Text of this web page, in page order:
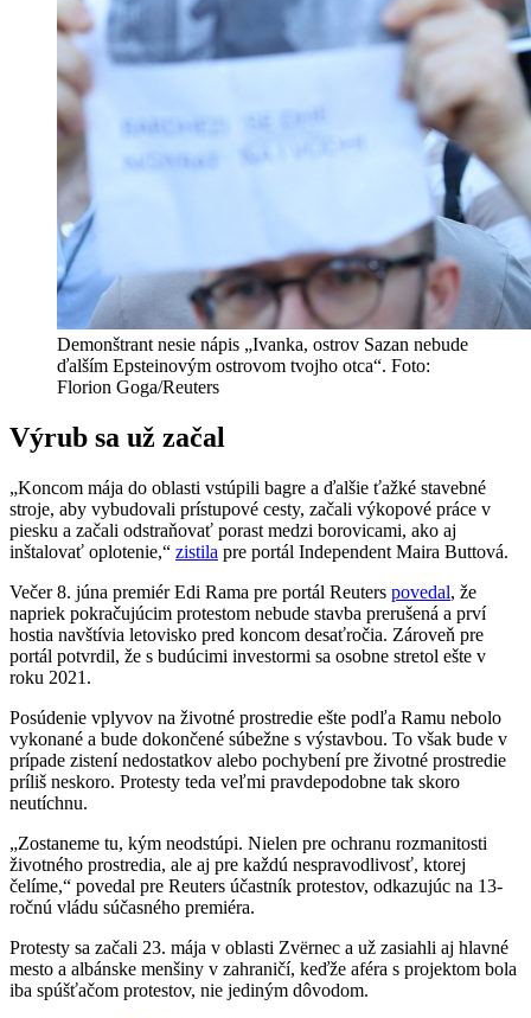
Demonštrant nesie nápis „Ivanka, ostrov Sazan nebude
ďalším Epsteinovým ostrovom tvojho otca“. Foto:
Florion Goga/Reuters
Výrub sa už začal
„Koncom mája do oblasti vstúpili bagre a ďalšie ťažké stavebné
stroje, aby vybudovali prístupové cesty, začali výkopové práce v
piesku a začali odstraňovať porast medzi borovicami, ako aj
inštalovať oplotenie,“ zistila pre portál Independent Maira Buttová.
Večer 8. júna premiér Edi Rama pre portál Reuters povedal, že
napriek pokračujúcim protestom nebude stavba prerušená a prví
hostia navštívia letovisko pred koncom desaťročia. Zároveň pre
portál potvrdil, že s budúcimi investormi sa osobne stretol ešte v
roku 2021.
Posúdenie vplyvov na životné prostredie ešte podľa Ramu nebolo
vykonané a bude dokončené súbežne s výstavbou. To však bude v
prípade zistení nedostatkov alebo pochybení pre životné prostredie
príliš neskoro. Protesty teda veľmi pravdepodobne tak skoro
neutíchnu.
„Zostaneme tu, kým neodstúpi. Nielen pre ochranu rozmanitosti
životného prostredia, ale aj pre každú nespravodlivosť, ktorej
čelíme,“ povedal pre Reuters účastník protestov, odkazujúc na 13-
ročnú vládu súčasného premiéra.
Protesty sa začali 23. mája v oblasti Zvërnec a už zasiahli aj hlavné
mesto a albánske menšiny v zahraničí, keďže aféra s projektom bola
iba spúšťačom protestov, nie jediným dôvodom.